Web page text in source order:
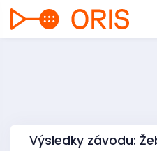
Výsledky závodu: